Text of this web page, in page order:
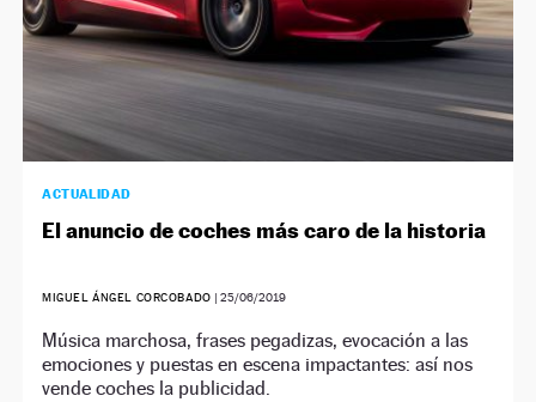
ACTUALIDAD
El anuncio de coches más caro de la historia
MIGUEL ÁNGEL CORCOBADO |25/06/2019
Música marchosa, frases pegadizas, evocación a las
emociones y puestas en escena impactantes: así nos
vende coches la publicidad.